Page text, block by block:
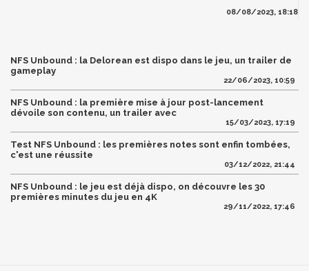
08/08/2023, 18:18
NFS Unbound : la Delorean est dispo dans le jeu, un trailer de
gameplay
22/06/2023, 10:59
NFS Unbound : la première mise à jour post-lancement
dévoile son contenu, un trailer avec
15/03/2023, 17:19
Test NFS Unbound : les premières notes sont enfin tombées,
c'est une réussite
03/12/2022, 21:44
NFS Unbound : le jeu est déjà dispo, on découvre les 30
premières minutes du jeu en 4K
29/11/2022, 17:46